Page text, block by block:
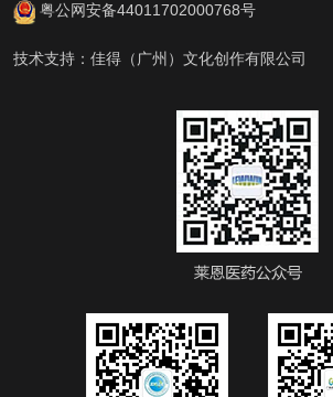
粤公网安备44011702000768号
技术支持： 佳得（广州）文化创作有限公司